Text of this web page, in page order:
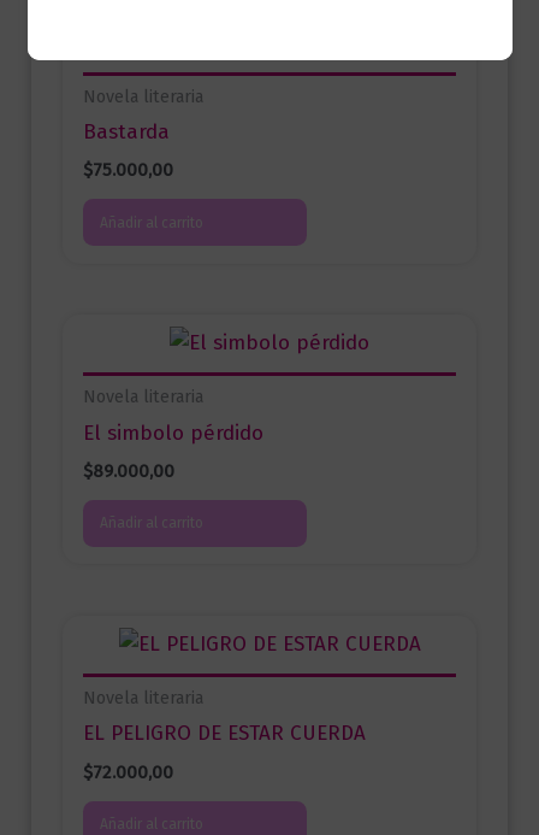
Novela literaria
Bastarda
$75.000,00
Añadir al carrito
Novela literaria
El simbolo pérdido
$89.000,00
Añadir al carrito
Novela literaria
EL PELIGRO DE ESTAR CUERDA
$72.000,00
Añadir al carrito